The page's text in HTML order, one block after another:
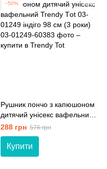
−50%
Рушник пончо з капюшоном
дитячий унісекс вафельний
Trendy Тot 03-01249 індіго
98 см (3 роки)
288 грн 576 грн
Купити